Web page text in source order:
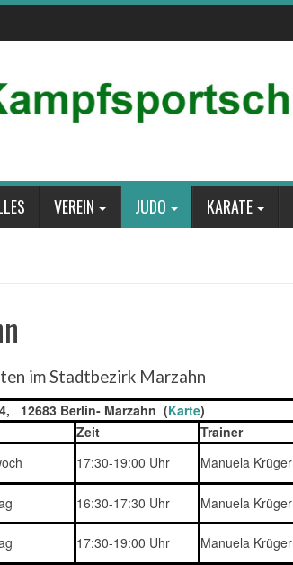
VEREIN JUDO KARATE
im Stadtbezirk Marzahn
12683 Berlin- Marzahn (Karte)
Zeit Trainer
17:30-19:00 Uhr Manuela Krüger
16:30-17:30 Uhr Manuela Krüger
17:30-19:00 Uhr Manuela Krüger